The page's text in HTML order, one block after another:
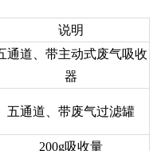
说明
通道、带主动式废气吸收
器
五通道、带废气过滤罐
200g吸收量